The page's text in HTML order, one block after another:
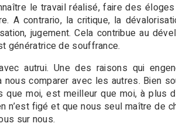
le travail réalisé, faire des
A contrario, la critique, la
jugement. Cela contribue au
génératrice de souffrance.
autrui. Une des raisons qui
nous comparer avec les autres. Bien
moi, est meilleur que moi, à plus
n’est figé et que nous seul maître de
sur nous.